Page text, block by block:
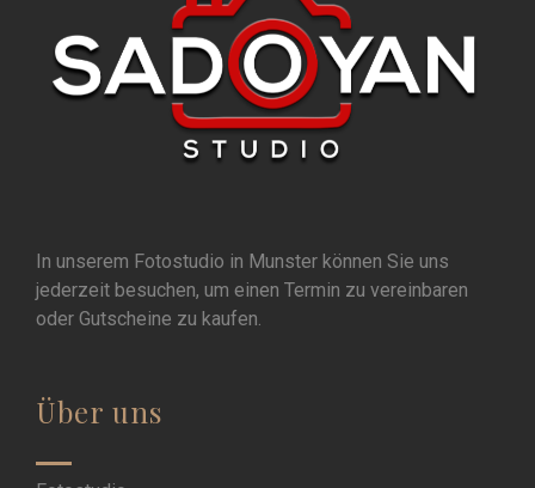
In unserem Fotostudio in Munster können Sie uns
jederzeit besuchen, um einen Termin zu vereinbaren
oder Gutscheine zu kaufen.
Über uns